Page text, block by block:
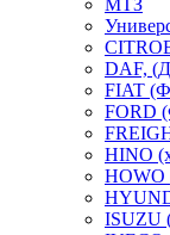
DAF,
FIAT
FORD
HINO
HOWO
ISUZU